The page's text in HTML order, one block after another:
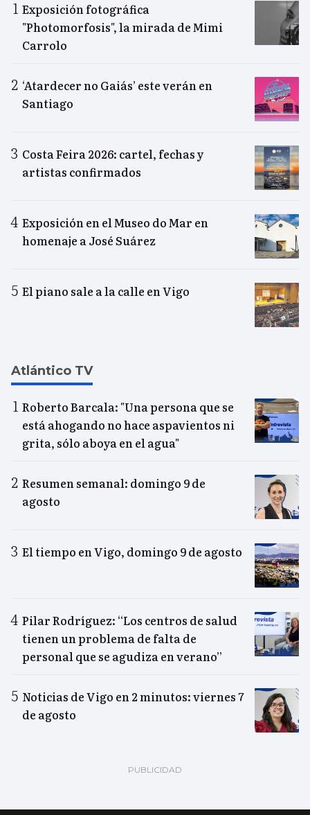
Exposición fotográfica
"Photomorfosis", la mirada de Mimi
Carrolo
‘Atardecer no Gaiás’ este verán en
Santiago
Costa Feira 2026: cartel, fechas y
artistas confirmados
Exposición en el Museo do Mar en
homenaje a José Suárez
El piano sale a la calle en Vigo
Atlántico TV
Roberto Barcala: "Una persona que se
está ahogando no hace aspavientos ni
grita, sólo aboya en el agua"
Resumen semanal: domingo 9 de
agosto
El tiempo en Vigo, domingo 9 de agosto
Pilar Rodríguez: “Los centros de salud
tienen un problema de falta de
personal que se agudiza en verano”
Noticias de Vigo en 2 minutos: viernes 7
de agosto